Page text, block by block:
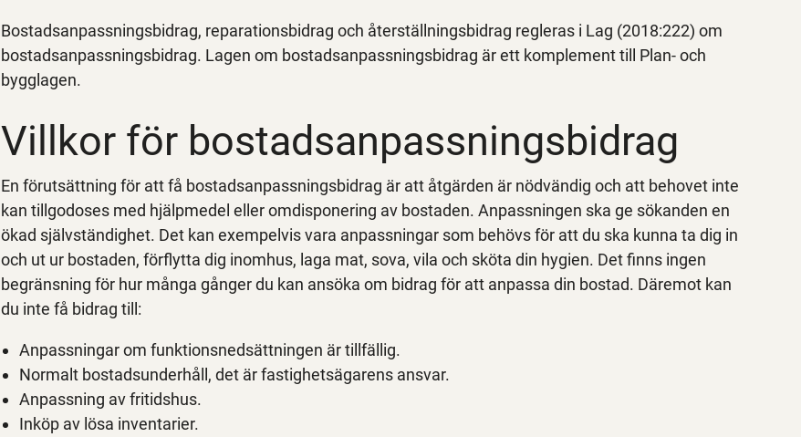
Bostadsanpassningsbidrag, reparationsbidrag och återställningsbidrag regleras i Lag (2018:222) om
bostadsanpassningsbidrag. Lagen om bostadsanpassningsbidrag är ett komplement till Plan- och
bygglagen.
Villkor för bostadsanpassningsbidrag
En förutsättning för att få bostadsanpassningsbidrag är att åtgärden är nödvändig och att behovet inte
kan tillgodoses med hjälpmedel eller omdisponering av bostaden. Anpassningen ska ge sökanden en
ökad självständighet. Det kan exempelvis vara anpassningar som behövs för att du ska kunna ta dig in
och ut ur bostaden, förflytta dig inomhus, laga mat, sova, vila och sköta din hygien. Det finns ingen
begränsning för hur många gånger du kan ansöka om bidrag för att anpassa din bostad. Däremot kan
du inte få bidrag till:
Anpassningar om funktionsnedsättningen är tillfällig.
Normalt bostadsunderhåll, det är fastighetsägarens ansvar.
Anpassning av fritidshus.
Inköp av lösa inventarier.